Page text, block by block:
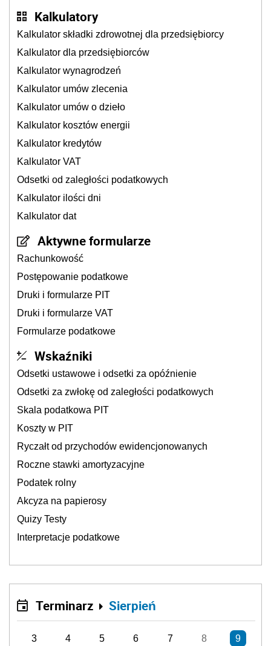
Kalkulatory
Kalkulator składki zdrowotnej dla przedsiębiorcy
Kalkulator dla przedsiębiorców
Kalkulator wynagrodzeń
Kalkulator umów zlecenia
Kalkulator umów o dzieło
Kalkulator kosztów energii
Kalkulator kredytów
Kalkulator VAT
Odsetki od zaległości podatkowych
Kalkulator ilości dni
Kalkulator dat
Aktywne formularze
Rachunkowość
Postępowanie podatkowe
Druki i formularze PIT
Druki i formularze VAT
Formularze podatkowe
Wskaźniki
Odsetki ustawowe i odsetki za opóźnienie
Odsetki za zwłokę od zaległości podatkowych
Skala podatkowa PIT
Koszty w PIT
Ryczałt od przychodów ewidencjonowanych
Roczne stawki amortyzacyjne
Podatek rolny
Akcyza na papierosy
Quizy Testy
Interpretacje podatkowe
Terminarz Sierpień
3 4 5 6 7 8 9